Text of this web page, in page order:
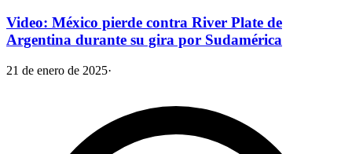
Video: México pierde contra River Plate de
Argentina durante su gira por Sudamérica
21 de enero de 2025·